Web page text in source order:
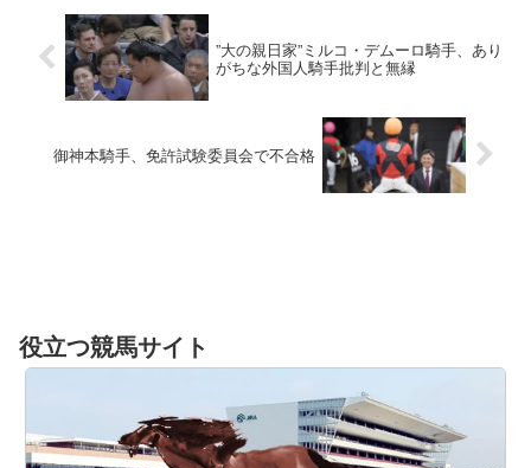
”大の親日家”ミルコ・デムーロ騎手、あり
がちな外国人騎手批判と無縁
御神本騎手、免許試験委員会で不合格
役立つ競馬サイト